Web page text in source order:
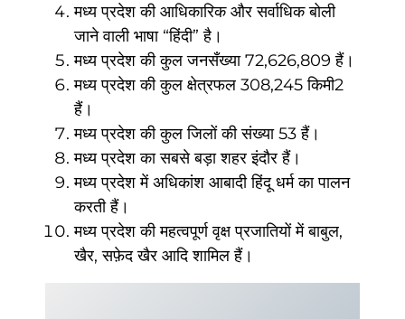
मध्य प्रदेश की आधिकारिक और सर्वाधिक बोली
जाने वाली भाषा “हिंदी” है।
मध्य प्रदेश की कुल जनसँख्या 72,626,809 हैं।
मध्य प्रदेश की कुल क्षेत्रफल 308,245 किमी2
हैं।
मध्य प्रदेश की कुल जिलों की संख्या 53 हैं।
मध्य प्रदेश का सबसे बड़ा शहर इंदौर हैं।
मध्य प्रदेश में अधिकांश आबादी हिंदू धर्म का पालन
करती हैं।
मध्य प्रदेश की महत्वपूर्ण वृक्ष प्रजातियों में बाबुल,
खैर, सफ़ेद खैर आदि शामिल हैं।